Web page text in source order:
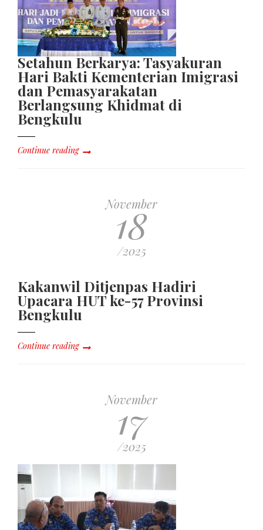
Setahun Berkarya: Tasyakuran
Hari Bakti Kementerian Imigrasi
dan Pemasyarakatan
Berlangsung Khidmat di
Bengkulu
Continue reading
November
18
/2025
Kakanwil Ditjenpas Hadiri
Upacara HUT ke-57 Provinsi
Bengkulu
Continue reading
November
17
/2025